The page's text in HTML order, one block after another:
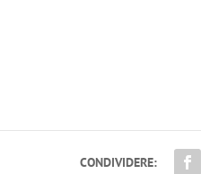
CONDIVIDERE: